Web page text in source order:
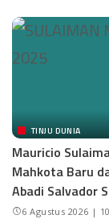
TINJU DUNIA
Mauricio
Mahkota Baru
Abadi Salvador
6 Agustus 2026 |